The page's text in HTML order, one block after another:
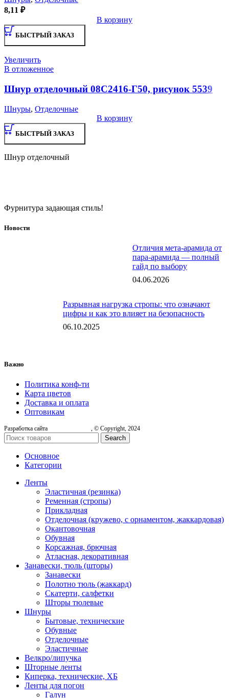
8,11 ₽
В корзину
БЫСТРЫЙ ЗАКАЗ
Увеличить
В отложенное
Шнур отделочный 08С2416-Г50, рисунок 5539
Шнуры, Отделочные
В корзину
БЫСТРЫЙ ЗАКАЗ
Шнур отделочный
Фурнитура задающая стиль!
Новости
Отличия мета-арамида от
пара-арамида — полный
гайд по выбору
04.06.2026
Разрывная нагрузка стропы: что означают
цифры и как это влияет на безопасность
06.10.2025
Важно
Политика конф-ти
Карта цветов
Доставка и оплата
Оптовикам
Разработка сайта , © Copyright, 2024
Search
Основное
Категории
Ленты
Эластичная (резинка)
Ременная (стропы)
Прикладная
Отделочная (кружево, с орнаментом, жаккардовая)
Окантовочная
Обувная
Корсажная, брючная
Атласная, декоративная
Занавески, тюль (шторы)
Занавески
Полотно тюль (жаккард)
Скатерти, салфетки
Шторы тюлевые
Шнуры
Бытовые, технические
Обувные
Отделочные
Эластичные
Велкро/липучка
Шторные ленты
Киперка, технические, ХБ
Ленты для погон
Галун